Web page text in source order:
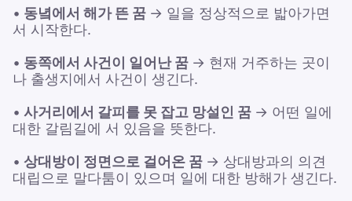
• 동녘에서 해가 뜬 꿈 → 일을 정상적으로 밟아가면
서 시작한다.
• 동쪽에서 사건이 일어난 꿈 → 현재 거주하는 곳이
나 출생지에서 사건이 생긴다.
• 사거리에서 갈피를 못 잡고 망설인 꿈 → 어떤 일에
대한 갈림길에 서 있음을 뜻한다.
• 상대방이 정면으로 걸어온 꿈 → 상대방과의 의견
대립으로 말다툼이 있으며 일에 대한 방해가 생긴다.